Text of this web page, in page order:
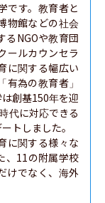
です。教育者と
物館などの社会
るNGOや教育団
ールカウンセラ
に関する幅広い
為の教育者」
創基150年を迎
代に対応できる
トしました。
に関する様々な
、11の附属学校
けでなく、海外